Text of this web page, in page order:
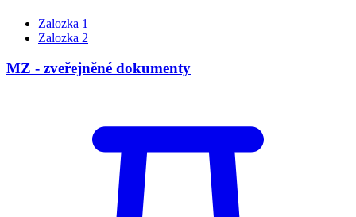
Zalozka 1
Zalozka 2
MZ - zveřejněné dokumenty